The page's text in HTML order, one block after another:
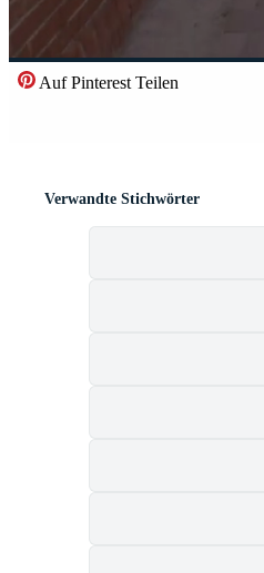
Auf Pinterest Teilen
Verwandte Stichwörter